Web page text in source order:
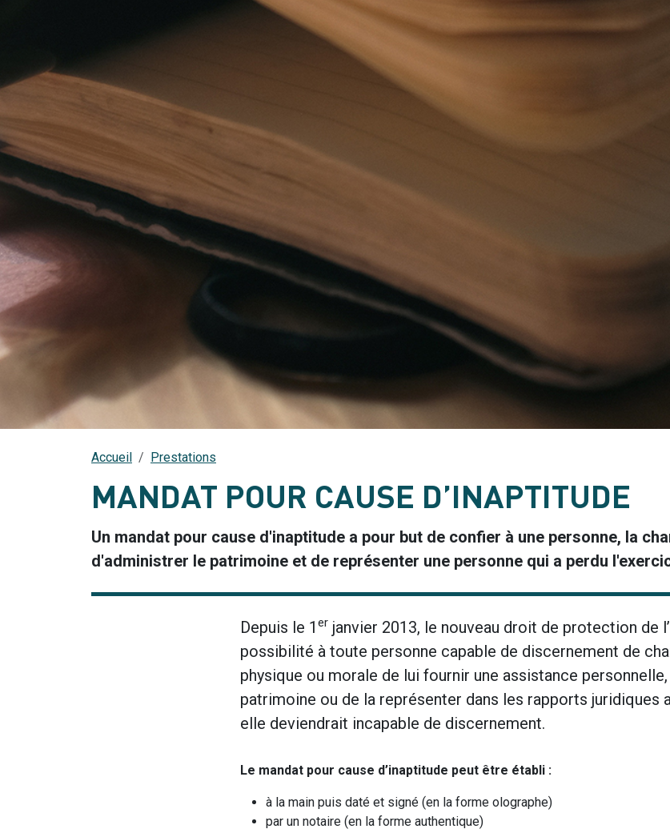
Accueil Prestations
MANDAT POUR CAUSE D’INAPTITUDE
Un mandat pour cause d'inaptitude a pour but de confier à une personne, la
d'administrer le patrimoine et de représenter une personne qui a perdu
Depuis le 1 er janvier 2013, le nouveau droit de protection de
possibilité à toute personne capable de discernement de
physique ou morale de lui fournir une assistance
patrimoine ou de la représenter dans les rapports juridiques
elle deviendrait incapable de discernement.
Le mandat pour cause d’inaptitude peut être établi :
à la main puis daté et signé (en la forme olographe)
par un notaire (en la forme authentique)